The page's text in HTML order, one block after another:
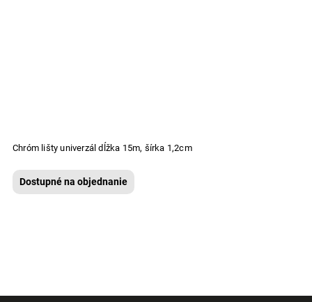
Chróm lišty univerzál dĺžka 15m, šírka 1,2cm
Dostupné na objednanie